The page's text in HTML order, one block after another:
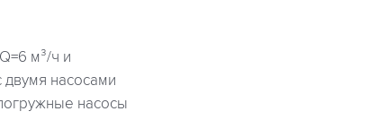
м³/ч и
насосами
насосы